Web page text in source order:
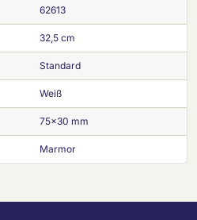
62613
32,5 cm
Standard
Weiß
75x30 mm
Marmor